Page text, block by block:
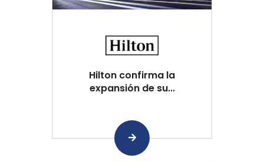
Hilton confirma la
expansión de su...